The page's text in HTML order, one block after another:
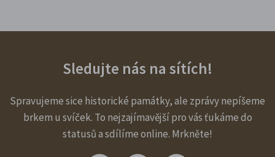
Sledujte nás na sítích!
Spravujeme sice historické památky, ale zprávy nepíšeme
brkem u svíček. To nejzajímavější pro vás ťukáme do
statusů a sdílíme online. Mrkněte!